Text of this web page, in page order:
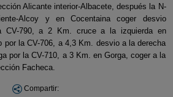
Alicante interior-Albacete, después la N-
Alcoy y en Cocentaina coger desvio
CV-790, a 2 Km. cruce a la izquierda en
por la CV-706, a 4,3 Km. desvio a la derecha
por la CV-710, a 3 Km. en Gorga, coger a la
Facheca.
Compartir: